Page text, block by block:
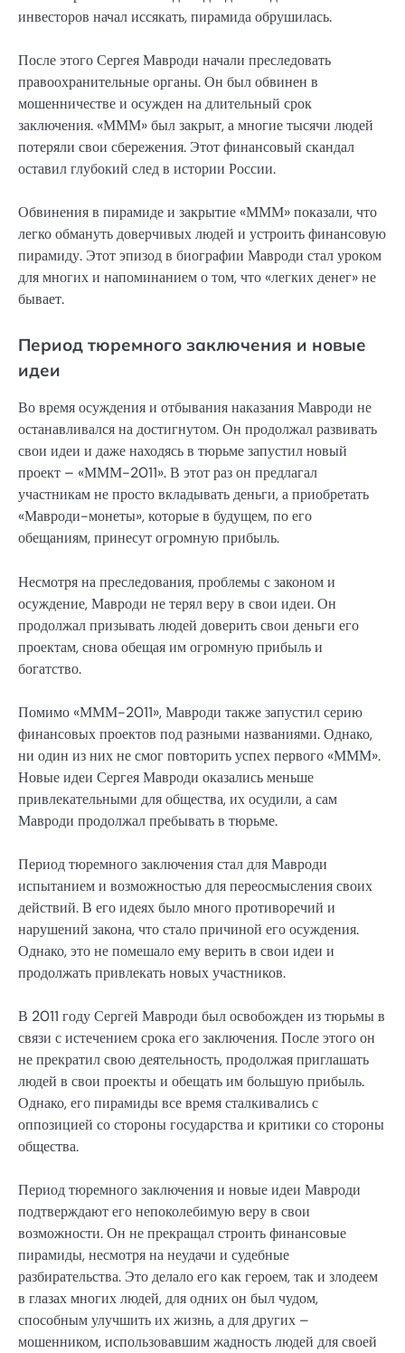
инвесторов начал иссякать, пирамида обрушилась.
После этого Сергея Мавроди начали преследовать
правоохранительные органы. Он был обвинен в
мошенничестве и осужден на длительный срок
заключения. «МММ» был закрыт, а многие тысячи людей
потеряли свои сбережения. Этот финансовый скандал
оставил глубокий след в истории России.
Обвинения в пирамиде и закрытие «МММ» показали, что
легко обмануть доверчивых людей и устроить финансовую
пирамиду. Этот эпизод в биографии Мавроди стал уроком
для многих и напоминанием о том, что «легких денег» не
бывает.
Период тюремного заключения и новые
идеи
Во время осуждения и отбывания наказания Мавроди не
останавливался на достигнутом. Он продолжал развивать
свои идеи и даже находясь в тюрьме запустил новый
проект – «МММ-2011». В этот раз он предлагал
участникам не просто вкладывать деньги, а приобретать
«Мавроди-монеты», которые в будущем, по его
обещаниям, принесут огромную прибыль.
Несмотря на преследования, проблемы с законом и
осуждение, Мавроди не терял веру в свои идеи. Он
продолжал призывать людей доверить свои деньги его
проектам, снова обещая им огромную прибыль и
богатство.
Помимо «МММ-2011», Мавроди также запустил серию
финансовых проектов под разными названиями. Однако,
ни один из них не смог повторить успех первого «МММ».
Новые идеи Сергея Мавроди оказались меньше
привлекательными для общества, их осудили, а сам
Мавроди продолжал пребывать в тюрьме.
Период тюремного заключения стал для Мавроди
испытанием и возможностью для переосмысления своих
действий. В его идеях было много противоречий и
нарушений закона, что стало причиной его осуждения.
Однако, это не помешало ему верить в свои идеи и
продолжать привлекать новых участников.
В 2011 году Сергей Мавроди был освобожден из тюрьмы в
связи с истечением срока его заключения. После этого он
не прекратил свою деятельность, продолжая приглашать
людей в свои проекты и обещать им большую прибыль.
Однако, его пирамиды все время сталкивались с
оппозицией со стороны государства и критики со стороны
общества.
Период тюремного заключения и новые идеи Мавроди
подтверждают его непоколебимую веру в свои
возможности. Он не прекращал строить финансовые
пирамиды, несмотря на неудачи и судебные
разбирательства. Это делало его как героем, так и злодеем
в глазах многих людей, для одних он был чудом,
способным улучшить их жизнь, а для других –
мошенником, использовавшим жадность людей для своей